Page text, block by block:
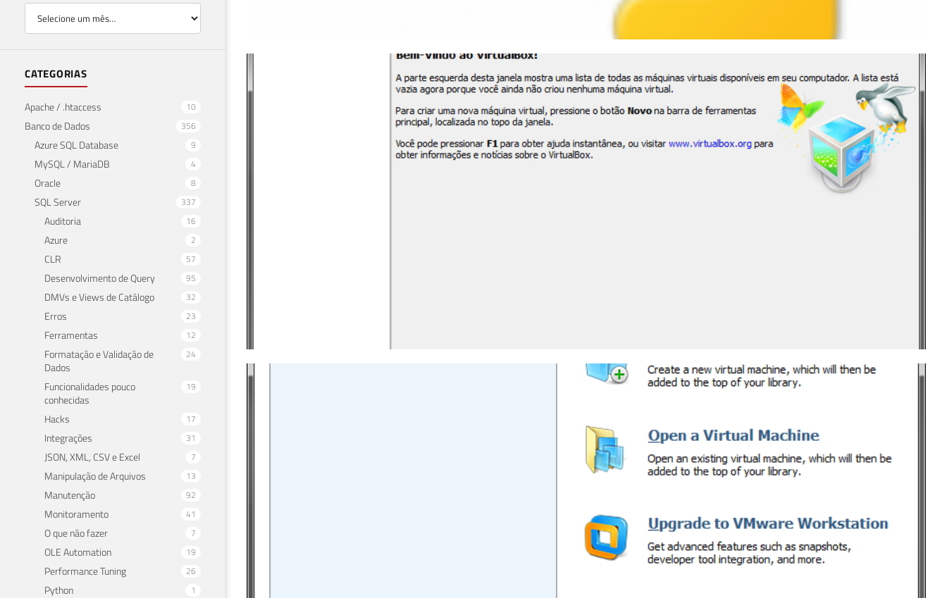
CATEGORIAS
Apache / .htaccess 10
Banco de Dados 356
Azure SQL Database 9
MySQL / MariaDB 4
Oracle 8
SQL Server 337
Auditoria 16
Azure 2
CLR 57
Desenvolvimento de Query 95
DMVs e Views de Catálogo 32
Erros 23
Ferramentas 12
Formatação e Validação de
Dados
24
Funcionalidades pouco
conhecidas
19
Hacks 17
Integrações 31
JSON, XML, CSV e Excel 7
Manipulação de Arquivos 13
Manutenção 92
Monitoramento 41
O que não fazer 7
OLE Automation 19
Performance Tuning 26
Python 1
Como configurar a rede da sua VM no modo Bridge no
VMware Player
3 min de leitura
Criando uma máquina virtual com o Oracle VirtualBox